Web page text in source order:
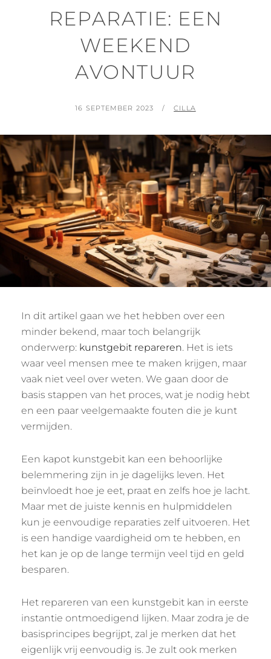
REPARATIE: EEN
WEEKEND
AVONTUUR
POSTED
16 SEPTEMBER 2023 BY
CILLA
In dit artikel gaan we het hebben over een
minder bekend, maar toch belangrijk
onderwerp: kunstgebit repareren. Het is iets
waar veel mensen mee te maken krijgen, maar
vaak niet veel over weten. We gaan door de
basis stappen van het proces, wat je nodig hebt
en een paar veelgemaakte fouten die je kunt
vermijden.
Een kapot kunstgebit kan een behoorlijke
belemmering zijn in je dagelijks leven. Het
beïnvloedt hoe je eet, praat en zelfs hoe je lacht.
Maar met de juiste kennis en hulpmiddelen
kun je eenvoudige reparaties zelf uitvoeren. Het
is een handige vaardigheid om te hebben, en
het kan je op de lange termijn veel tijd en geld
besparen.
Het repareren van een kunstgebit kan in eerste
instantie ontmoedigend lijken. Maar zodra je de
basisprincipes begrijpt, zal je merken dat het
eigenlijk vrij eenvoudig is. Je zult ook merken